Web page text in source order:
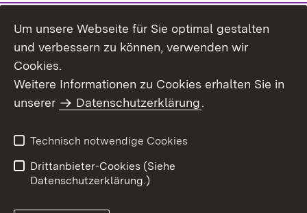
Um unsere Webseite für Sie optimal gestalten
und verbessern zu können, verwenden wir
Cookies.
Weitere Informationen zu Cookies erhalten Sie in
unserer
Datenschutzerklärung.
Technisch notwendige Cookies
Drittanbieter-Cookies (Siehe
Datenschutzerklärung.)